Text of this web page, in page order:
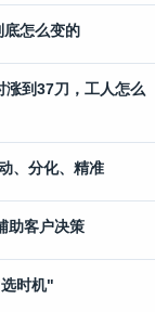
怎么变的
涨到37刀，工人怎么
、分化、精准
助客户决策
时机"